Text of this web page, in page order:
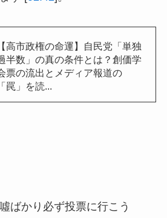
【高市政権の命運】自民党「単独
半数」の真の条件とは？創価学
票の流出とメディア報道の
「罠」を読...
ばかり必ず投票に行こう